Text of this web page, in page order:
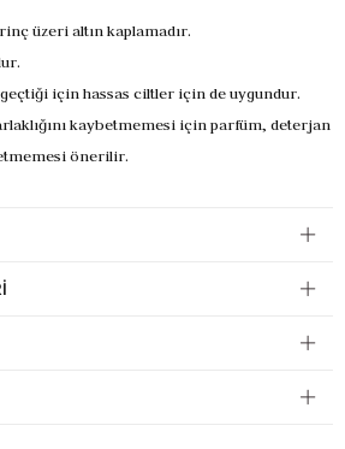
üzeri altın kaplamadır.
için hassas ciltler için de uygundur.
kaybetmemesi için parfüm, deterjan
önerilir.